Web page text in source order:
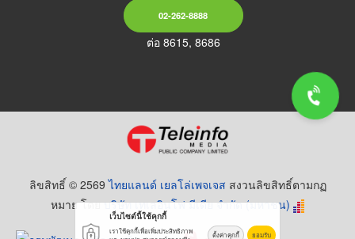
02-262-8888
ต่อ 8615, 8686
ลิขสิทธิ์ © 2569ไทยแลนด์ เยลโล่เพจเจส สงวนลิขสิทธิ์ตามกฏ
หมาย โดยบริษัท เทเลอินโฟ มีเดีย จำกัด (มหาชน)
เว็บไซต์นี้ใช้คุกกี้
เราใช้คุกกี้เพื่อเพิ่มประสิทธิภาพ
ตั้งค่าคุกกี้ ยอมรับ